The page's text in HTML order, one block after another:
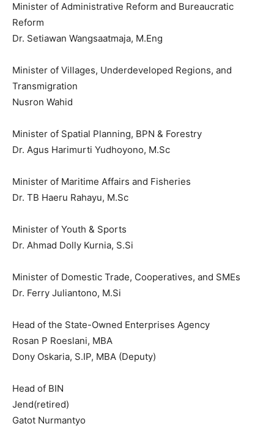
Minister of Administrative Reform and Bureaucratic
Reform
Dr. Setiawan Wangsaatmaja, M.Eng
Minister of Villages, Underdeveloped Regions, and
Transmigration
Nusron Wahid
Minister of Spatial Planning, BPN & Forestry
Dr. Agus Harimurti Yudhoyono, M.Sc
Minister of Maritime Affairs and Fisheries
Dr. TB Haeru Rahayu, M.Sc
Minister of Youth & Sports
Dr. Ahmad Dolly Kurnia, S.Si
Minister of Domestic Trade, Cooperatives, and SMEs
Dr. Ferry Juliantono, M.Si
Head of the State-Owned Enterprises Agency
Rosan P Roeslani, MBA
Dony Oskaria, S.IP, MBA (Deputy)
Head of BIN
Jend(retired)
Gatot Nurmantyo